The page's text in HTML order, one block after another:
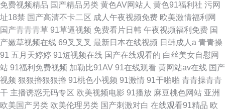
免费视频精品 国产精品另类 黄色AV网站人 黄色91福利社 污网
址18禁 国产高清不卡二区 成人午夜视频免费 欧美激情福利网
国产青青青草 91草逼视频 免费看片日韩 午夜视频福利免费 国
产嫩草视频在线 69叉叉叉 最新日本在线视频 日韩成人a 青青操
91 五月天婷婷 91短视频在线 国产在线观看的 白丝美女自慰网
站 91福利免费视频 加勒比91AV 91在线观看 黄网站av在线 国产
视频 狠狠擼狠狠擼 91桃色小视频 91激情 91干啪啪 青青操青青
干 主播诱惑无码专区 欧美视频电影 91播放 麻豆桃色网站 亚洲
欧美国产另类 欧美伦理另类 国产刺激对白 在线观看91精品 欧